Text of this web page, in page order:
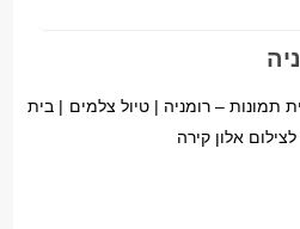
תמונות – רומניה | טיול צלמים | בית
אלון קירה